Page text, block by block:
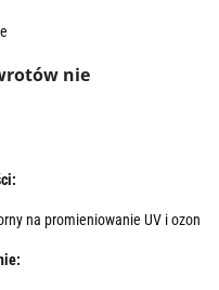
nie
na promieniowanie UV i ozon